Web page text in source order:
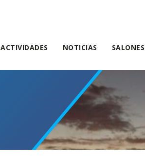
ACTIVIDADES NOTICIAS SALONES